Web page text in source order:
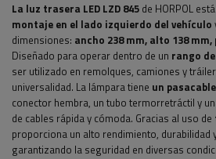
La luz trasera LED LZD 845 de HORPOL
montaje en el lado izquierdo del vehículo
dimensiones: ancho 238 mm, alto 138
Diseñado para operar dentro de un rango
ser utilizado en remolques, camiones y
universalidad. La lámpara tiene un
conector hembra, un tubo termorretráctil y
de cables rápida y cómoda. Gracias al uso de
proporciona un alto rendimiento, durabilidad
garantizando la seguridad en diversas